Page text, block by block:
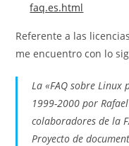
faq.es.html
Referente a las
me encuentro con lo
La «FAQ sobre Linux
1999-2000 por
colaboradores de la
Proyecto de